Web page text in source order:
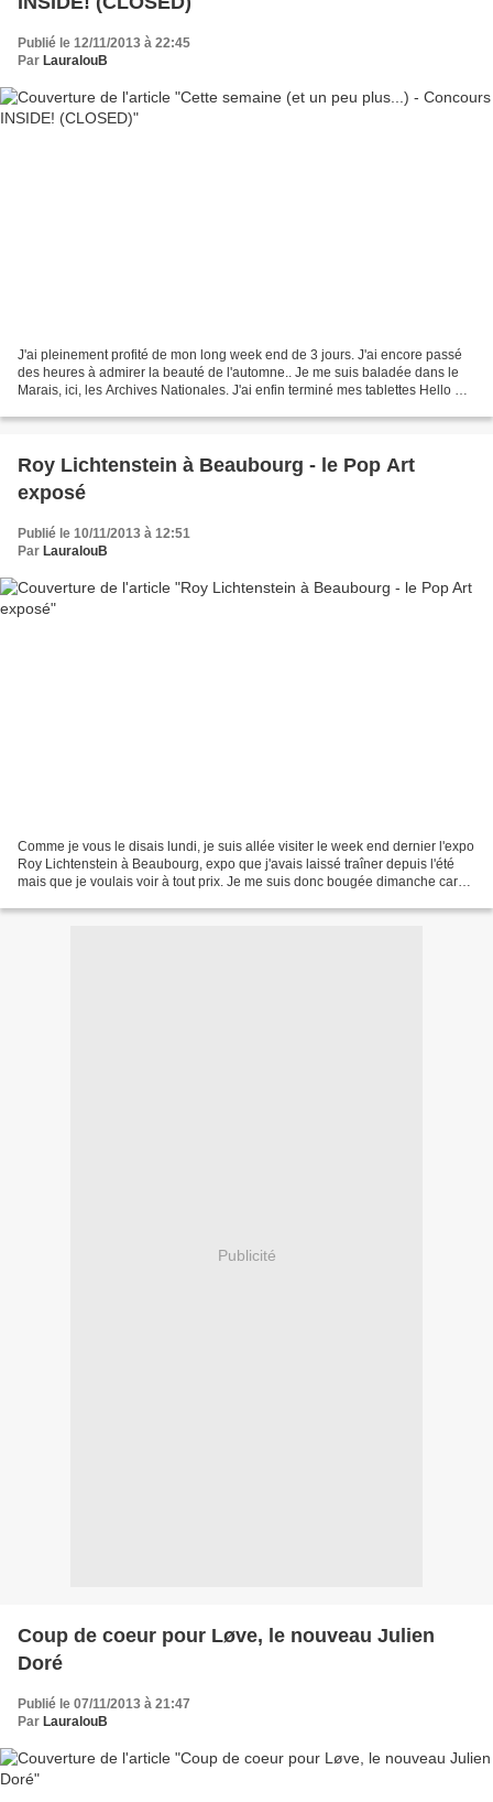
Publié le 12/11/2013 à 22:45
Par LauralouB
J'ai pleinement profité de mon long week end de 3 jours. J'ai encore passé
des heures à admirer la beauté de l'automne.. Je me suis baladée dans le
Marais, ici, les Archives Nationales. J'ai enfin terminé mes tablettes Hello My
Roy Lichtenstein à Beaubourg - le Pop Art
exposé
Publié le 10/11/2013 à 12:51
Par LauralouB
Comme je vous le disais lundi, je suis allée visiter le week end dernier l'expo
Roy Lichtenstein à Beaubourg, expo que j'avais laissé traîner depuis l'été
mais que je voulais voir à tout prix. Je me suis donc bougée dimanche car
Publicité
Coup de coeur pour Løve, le nouveau Julien
Doré
Publié le 07/11/2013 à 21:47
Par LauralouB